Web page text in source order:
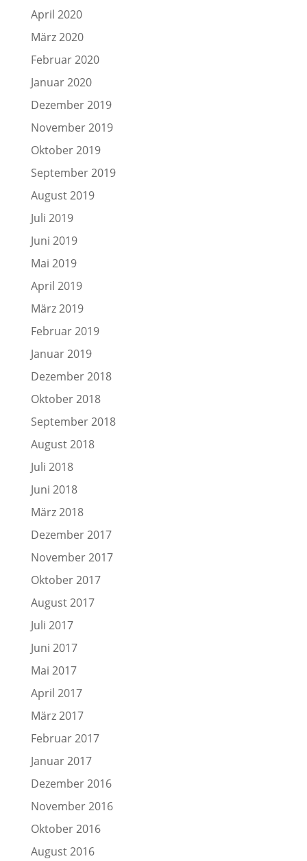
April 2020
März 2020
Februar 2020
Januar 2020
Dezember 2019
November 2019
Oktober 2019
September 2019
August 2019
Juli 2019
Juni 2019
Mai 2019
April 2019
März 2019
Februar 2019
Januar 2019
Dezember 2018
Oktober 2018
September 2018
August 2018
Juli 2018
Juni 2018
März 2018
Dezember 2017
November 2017
Oktober 2017
August 2017
Juli 2017
Juni 2017
Mai 2017
April 2017
März 2017
Februar 2017
Januar 2017
Dezember 2016
November 2016
Oktober 2016
August 2016